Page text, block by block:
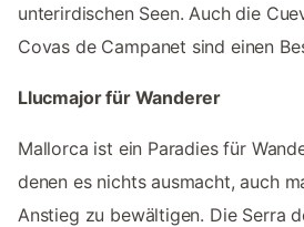
unterirdischen Seen. Auch die
Covas de Campanet sind einen
Llucmajor für Wanderer
Mallorca ist ein Paradies für
denen es nichts ausmacht, auch
Anstieg zu bewältigen. Die Serra